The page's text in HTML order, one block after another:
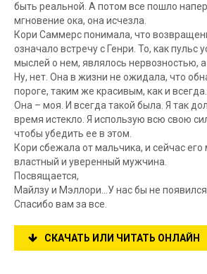
быть реальной. А потом все пошло
мгновение ока, она исчезла.
Кори Саммерс понимала, что
означало встречу с Генри. То, как пульс
мыслей о нем, являлось нервозностью,
Ну, нет. Она в жизни не ожидала, что
пороге, таким же красивым, как и всегда.
Она – моя. И всегда такой была. Я так
время истекло. Я использую всю свою
чтобы убедить ее в этом.
Кори сбежала от мальчика, и сейчас его
властный и уверенный мужчина.
Посвящается,
Майлзу и Мэллори…У нас бы не появился
Спасибо вам за все.
СКАЧАТЬ ИЛИ ЧИТАТЬ ОНЛАЙН